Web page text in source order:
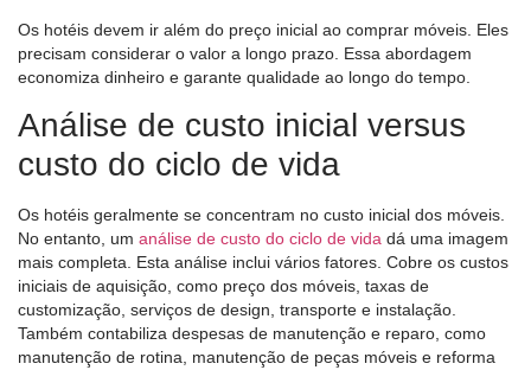
Os hotéis devem ir além do preço inicial ao comprar móveis. Eles
precisam considerar o valor a longo prazo. Essa abordagem
economiza dinheiro e garante qualidade ao longo do tempo.
Análise de custo inicial versus
custo do ciclo de vida
Os hotéis geralmente se concentram no custo inicial dos móveis.
No entanto, um análise de custo do ciclo de vida dá uma imagem
mais completa. Esta análise inclui vários fatores. Cobre os custos
iniciais de aquisição, como preço dos móveis, taxas de
customização, serviços de design, transporte e instalação.
Também contabiliza despesas de manutenção e reparo, como
manutenção de rotina, manutenção de peças móveis e reforma